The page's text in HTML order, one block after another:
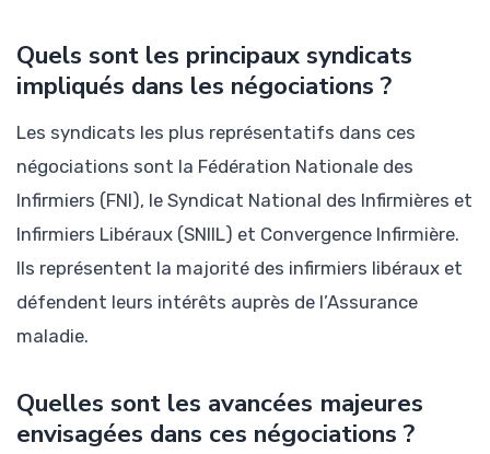
Quels sont les principaux syndicats
impliqués dans les négociations ?
Les syndicats les plus représentatifs dans ces
négociations sont la Fédération Nationale des
Infirmiers (FNI), le Syndicat National des Infirmières et
Infirmiers Libéraux (SNIIL) et Convergence Infirmière.
Ils représentent la majorité des infirmiers libéraux et
défendent leurs intérêts auprès de l’Assurance
maladie.
Quelles sont les avancées majeures
envisagées dans ces négociations ?